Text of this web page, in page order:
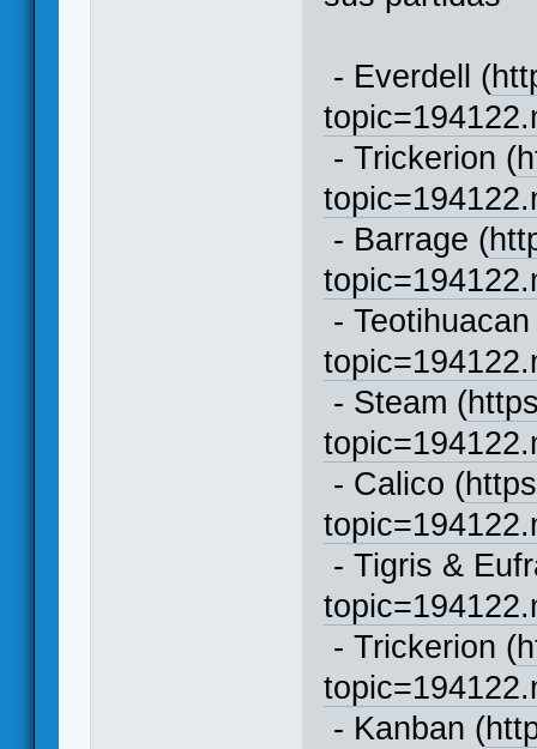
- Everdell (
- Trickerion (
- Barrage (
-
- Steam (
- Calico (
- Tigris &
- Trickerion (
- Kanban (